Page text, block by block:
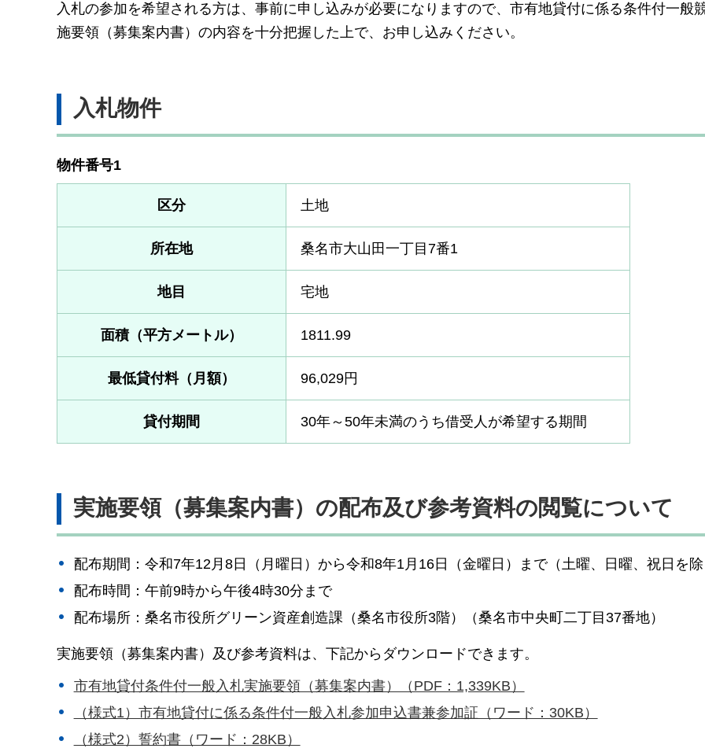
入札の参加を希望される方は、事前に申し込みが必要になりますので、市有地貸付に係る条件付一般
施要領（募集案内書）の内容を十分把握した上で、お申し込みください。
入札物件
物件番号1
区分 土地
所在地 桑名市大山田一丁目7番1
地目 宅地
面積（平方メートル） 1811.99
最低貸付料（月額） 96,029円
貸付期間 30年～50年未満のうち借受人が希望する期間
実施要領（募集案内書）の配布及び参考資料の閲覧について
配布期間：令和7年12月8日（月曜日）から令和8年1月16日（金曜日）まで（土曜、日曜、祝日を
配布時間：午前9時から午後4時30分まで
配布場所：桑名市役所グリーン資産創造課（桑名市役所3階）（桑名市中央町二丁目37番地）
実施要領（募集案内書）及び参考資料は、下記からダウンロードできます。
市有地貸付条件付一般入札実施要領（募集案内書）（PDF：1,339KB）
（様式1）市有地貸付に係る条件付一般入札参加申込書兼参加証（ワード：30KB）
（様式2）誓約書（ワード：28KB）